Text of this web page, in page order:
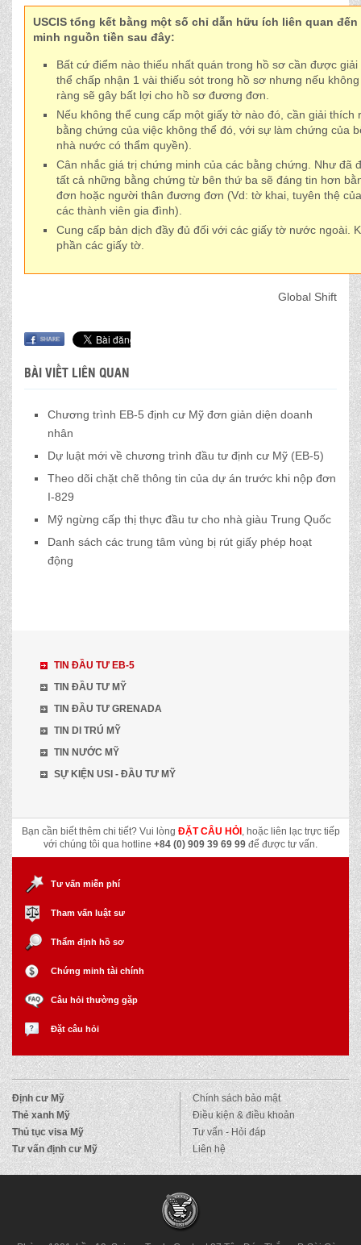
USCIS tổng kết bằng một số chỉ dẫn hữu ích liên quan
minh nguồn tiền sau đây:
Bất cứ điểm nào thiếu nhất quán trong hồ sơ cần được giải
thể chấp nhận 1 vài thiếu sót trong hồ sơ nhưng nếu
ràng sẽ gây bất lợi cho hồ sơ đương đơn.
Nếu không thể cung cấp một giấy tờ nào đó, cần giải thích
bằng chứng của việc không thể đó, với sự làm chứng của
nhà nước có thẩm quyền).
Cân nhắc giá trị chứng minh của các bằng chứng. Như đã
tất cả những bằng chứng từ bên thứ ba sẽ đáng tin hơn
đơn hoặc người thân đương đơn (Vd: tờ khai, tuyên thệ
các thành viên gia đình).
Cung cấp bản dịch đầy đủ đối với các giấy tờ nước ngoài.
phần các giấy tờ.
Global Shift
BÀI VIẾT LIÊN QUAN
Chương trình EB-5 định cư Mỹ đơn giản diện doanh
nhân
Dự luật mới về chương trình đầu tư định cư Mỹ (EB-5)
Theo dõi chặt chẽ thông tin của dự án trước khi nộp đơn
I-829
Mỹ ngừng cấp thị thực đầu tư cho nhà giàu Trung Quốc
Danh sách các trung tâm vùng bị rút giấy phép hoạt
động
TIN ĐẦU TƯ EB-5
TIN ĐẦU TƯ MỸ
TIN ĐẦU TƯ GRENADA
TIN DI TRÚ MỸ
TIN NƯỚC MỸ
SỰ KIỆN USI - ĐẦU TƯ MỸ
Bạn cần biết thêm chi tiết? Vui lòng ĐẶT CÂU HỎI, hoặc liên lạc trực tiếp
với chúng tôi qua hotline +84 (0) 909 39 69 99 để được tư vấn.
Tư vấn miễn phí
Tham vấn luật sư
Thẩm định hồ sơ
Chứng minh tài chính
Câu hỏi thường gặp
Đặt câu hỏi
Định cư Mỹ
Thẻ xanh Mỹ
Thủ tục visa Mỹ
Tư vấn định cư Mỹ
Chính sách bảo mật
Điều kiện & điều khoản
Tư vấn - Hỏi đáp
Liên hệ